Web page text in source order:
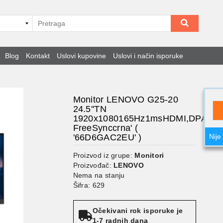
Blog Kontakt Uslovi kupovine Uslovi i način isporuke
Monitor LENOVO G25-20
24.5''TN
1920x1080165Hz1msHDMI,DPAMD
FreeSynccrna' (
'66D6GAC2EU' )
Proizvod iz grupe: Monitori
Proizvođač: LENOVO
Nema na stanju
Šifra: 629
Očekivani rok isporuke je
1-7 radnih dana